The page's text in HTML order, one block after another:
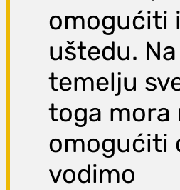
omogućiti i
uštedu. Na
temelju
toga mora
omogućiti
vodimo